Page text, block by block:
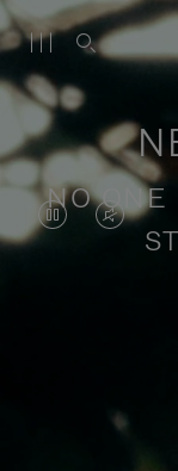
NO ONE
DAS
BITTE